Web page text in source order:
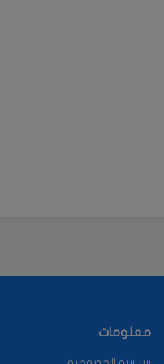
معلومات